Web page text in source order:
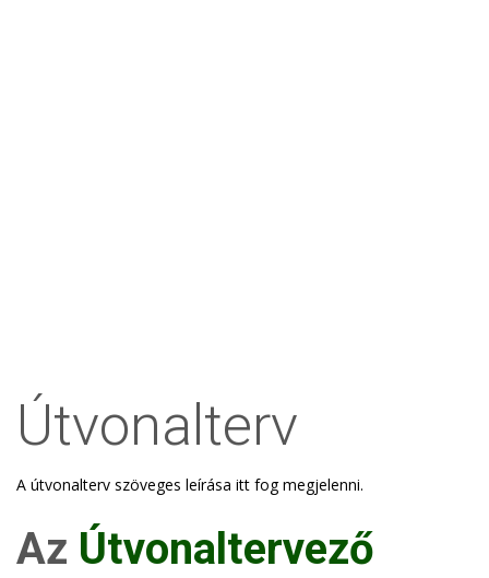
Útvonalterv
A útvonalterv szöveges leírása itt fog megjelenni.
Az Útvonaltervező